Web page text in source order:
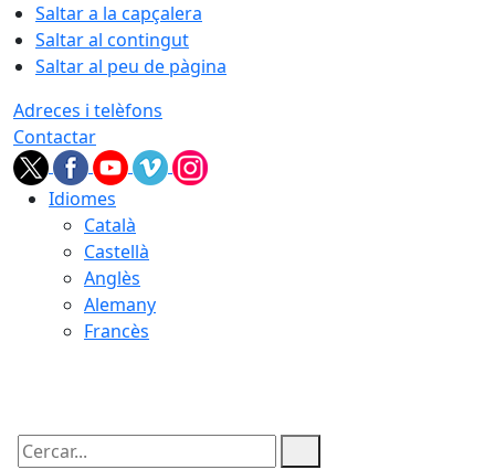
Saltar a la capçalera
Saltar al contingut
Saltar al peu de pàgina
Adreces i telèfons
Contactar
Idiomes
Català
Castellà
Anglès
Alemany
Francès